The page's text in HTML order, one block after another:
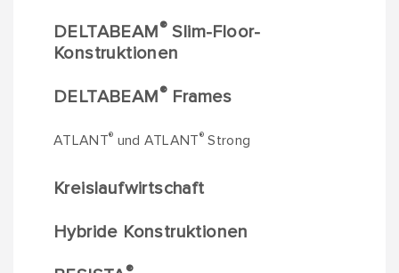
DELTABEAM® Slim-Floor-
Konstruktionen
DELTABEAM® Frames
ATLANT® und ATLANT® Strong
Kreislaufwirtschaft
Hybride Konstruktionen